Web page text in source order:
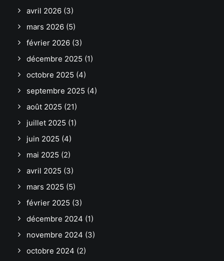
avril 2026 (3)
mars 2026 (5)
février 2026 (3)
décembre 2025 (1)
octobre 2025 (4)
septembre 2025 (4)
août 2025 (21)
juillet 2025 (1)
juin 2025 (4)
mai 2025 (2)
avril 2025 (3)
mars 2025 (5)
février 2025 (3)
décembre 2024 (1)
novembre 2024 (3)
octobre 2024 (2)